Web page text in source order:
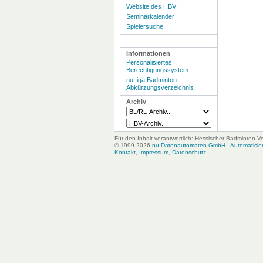
Website des HBV
Seminarkalender
Spielersuche
Informationen
Personalisiertes
Berechtigungssystem
nuLiga Badminton
Abkürzungsverzeichnis
Archiv
Für den Inhalt verantwortlich: Hessischer Badminton-
© 1999-2026 nu Datenautomaten GmbH -
Kontakt, Impressum, Datenschutz